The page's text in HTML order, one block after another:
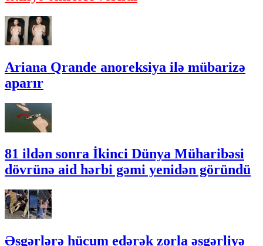
Ariana Qrande anoreksiya ilə mübarizə
aparır
81 ildən sonra İkinci Dünya Müharibəsi
dövrünə aid hərbi gəmi yenidən göründü
Əsgərlərə hücum edərək zorla əsgərliyə